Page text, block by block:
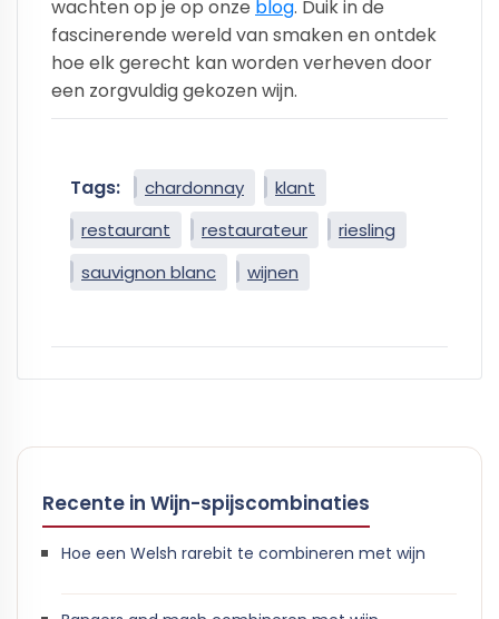
wachten op je op onze blog. Duik in de
fascinerende wereld van smaken en ontdek
hoe elk gerecht kan worden verheven door
een zorgvuldig gekozen wijn.
Tags: chardonnay
klant
restaurant
restaurateur
riesling
sauvignon blanc
wijnen
Recente in Wijn-spijscombinaties
Hoe een Welsh rarebit te combineren met wijn